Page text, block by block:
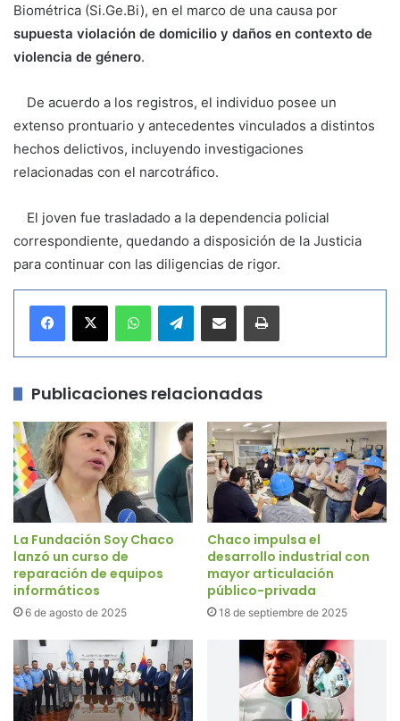
Biométrica (Si.Ge.Bi), en el marco de una causa por
supuesta violación de domicilio y daños en contexto de
violencia de género.
De acuerdo a los registros, el individuo posee un
extenso prontuario y antecedentes vinculados a distintos
hechos delictivos, incluyendo investigaciones
relacionadas con el narcotráfico.
El joven fue trasladado a la dependencia policial
correspondiente, quedando a disposición de la Justicia
para continuar con las diligencias de rigor.
Telegram
Publicaciones relacionadas
La Fundación Soy Chaco
lanzó un curso de
reparación de equipos
informáticos
6 de agosto de 2025
Chaco impulsa el
desarrollo industrial con
mayor articulación
público-privada
18 de septiembre de 2025